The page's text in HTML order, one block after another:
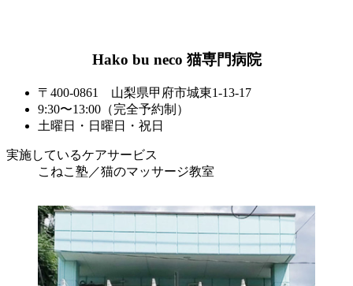
Hako bu neco 猫専門病院
〒400-0861 山梨県甲府市城東1-13-17
9:30〜13:00（完全予約制）
土曜日・日曜日・祝日
実施しているケアサービス
こねこ塾／猫のマッサージ教室